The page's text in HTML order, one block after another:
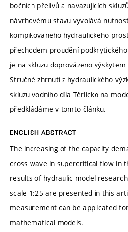
bočních přelivů a navazujicích
návrhovému stavu vyvolává
kompikovaného hydraulického
přechodem proudění
je na skluzu doprovázeno
Stručné zhrnutí z hydraulického
skluzu vodního díla Těrlicko na
předkládáme v tomto článku.
ENGLISH ABSTRACT
The increasing of the capacity
cross wave in supercritical flow in
results of hydraulic model
scale 1:25 are presented in this
measurement can be applicated
mathematical models.